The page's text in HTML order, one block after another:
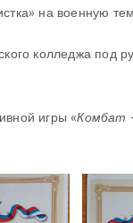
на военную
колледжа под
игры «Комбат